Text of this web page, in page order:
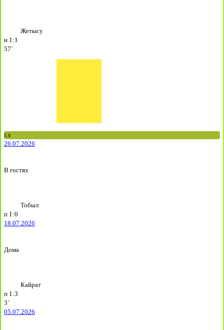
Жетысу
н 1:1
57`
5.8
26.07.2026
В гостях
Тобыл
п 1:0
18.07.2026
Дома
Кайрат
п 1:3
3`
05.07.2026